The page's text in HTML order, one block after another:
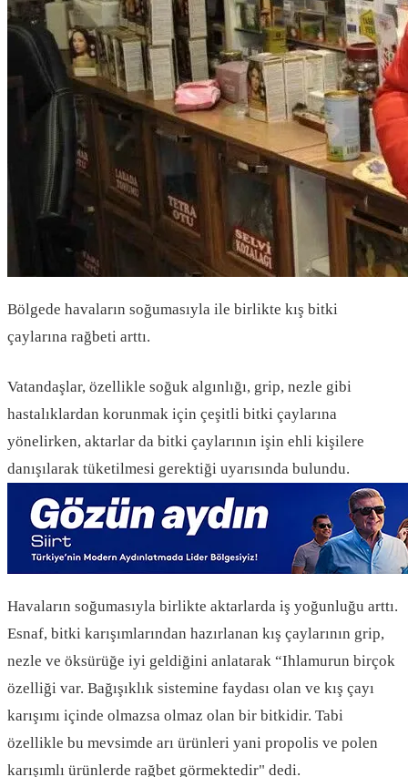
Bölgede havaların soğumasıyla ile birlikte kış bitki
çaylarına rağbeti arttı.
Vatandaşlar, özellikle soğuk algınlığı, grip, nezle gibi
hastalıklardan korunmak için çeşitli bitki çaylarına
yönelirken, aktarlar da bitki çaylarının işin ehli kişilere
danışılarak tüketilmesi gerektiği uyarısında bulundu.
Havaların soğumasıyla birlikte aktarlarda iş yoğunluğu arttı.
Esnaf, bitki karışımlarından hazırlanan kış çaylarının grip,
nezle ve öksürüğe iyi geldiğini anlatarak “Ihlamurun birçok
özelliği var. Bağışıklık sistemine faydası olan ve kış çayı
karışımı içinde olmazsa olmaz olan bir bitkidir. Tabi
özellikle bu mevsimde arı ürünleri yani propolis ve polen
karışımlı ürünlerde rağbet görmektedir" dedi.